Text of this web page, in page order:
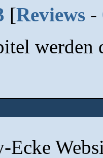
[Reviews -
werden
Ecke